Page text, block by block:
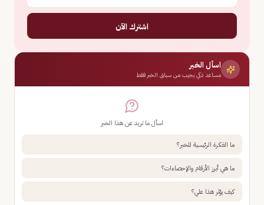
اشترك الآن
اسأل الخبر
مساعد ذكي يجيب من سياق الخبر فقط
اسأل ما تريد عن هذا الخبر
ما الفكرة الرئيسية للخبر؟
ما هي أبرز الأرقام والإحصاءات؟
كيف يؤثر هذا علي؟